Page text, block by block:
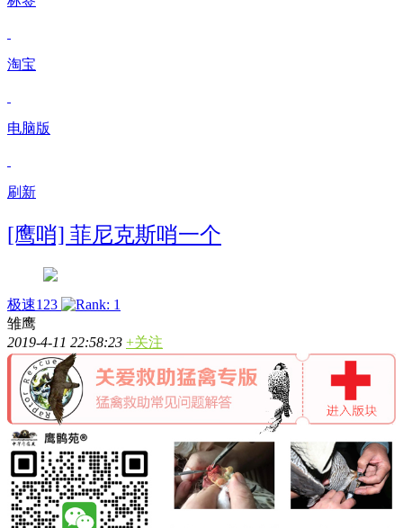
淘宝
电脑版
刷新
[鹰哨] 菲尼克斯哨一个
极速123
雏鹰
2019-4-11 22:58:23 +关注